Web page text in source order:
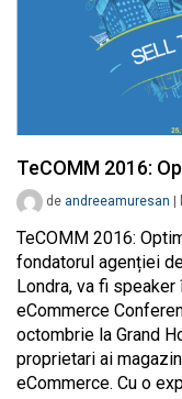
TeCOMM 2016:
de andreeamuresan
TeCOMM 2016:
fondatorul agenției
Londra, va fi
eCommerce
octombrie la Grand
proprietari ai
eCommerce. Cu o